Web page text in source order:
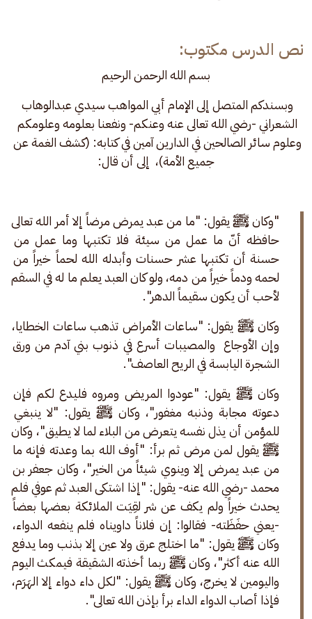
نص الدرس مكتوب:
بسم الله الرحمن الرحيم
وبسندكم المتصل إلى الإمام أبي المواهب سيدي عبدالوهاب
الشعراني -رضي الله تعالى عنه وعنكم- ونفعنا بعلومه وعلومكم
وعلوم سائر الصالحين في الدارين آمين في كتابه: (كشف الغمة عن
جميع الأمة)،  إلى أن قال:
"وكان ﷺ يقول: "ما من عبد يمرض مرضاً إلا أمر الله تعالى
حافظه أنّ ما عمل من سيئة فلا تكتبها وما عمل من
حسنة أن تكتبها عشر حسنات وأبدله الله لحماً خيراً من
لحمه ودماً خيراً من دمه، ولو كان العبد يعلم ما له في السقم
لأحب أن يكون سقيماً الدهر".
وكان ﷺ يقول: "ساعات الأمراض تذهب ساعات الخطايا،
وإن الأوجاع  والمصيبات أسرع في ذنوب بني آدم من ورق
الشجرة اليابسة في الريح العاصف".
وكان ﷺ يقول: "عودوا المريض ومروه فليدع لكم فإن
دعوته مجابة وذنبه مغفور"، وكان ﷺ يقول: "لا ينبغي
للمؤمن أن يذل نفسه يتعرض من البلاء لما لا يطيق"، وكان
ﷺ يقول لمن مرض ثم برأ: "أوف الله بما وعدته فإنه ما
من عبد يمرض إلا وينوي شيئاً من الخير"، وكان جعفر بن
محمد -رضي الله عنه- يقول: "إذا اشتكى العبد ثم عوفي فلم
يحدث خيراً ولم يكف عن شر لقِيَت الملائكة بعضها بعضاً
-يعني حفَظَته- فقالوا: إن فلاناً داويناه فلم ينفعه الدواء،
وكان ﷺ يقول: "ما اختلج عرق ولا عين إلا بذنب وما يدفع
الله عنه أكثر"، وكان ﷺ ربما أخذته الشقيقة فيمكث اليوم
واليومين لا يخرج، وكان ﷺ يقول: "لكل داء دواء إلا الهَرَم،
فإذا أصاب الدواء الداء برأ بإذن الله تعالى".